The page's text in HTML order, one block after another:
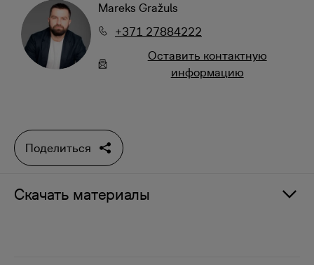
Mareks Gražuls
+371 27884222
Oставить контактную
информацию
Поделиться
Скачать материалы